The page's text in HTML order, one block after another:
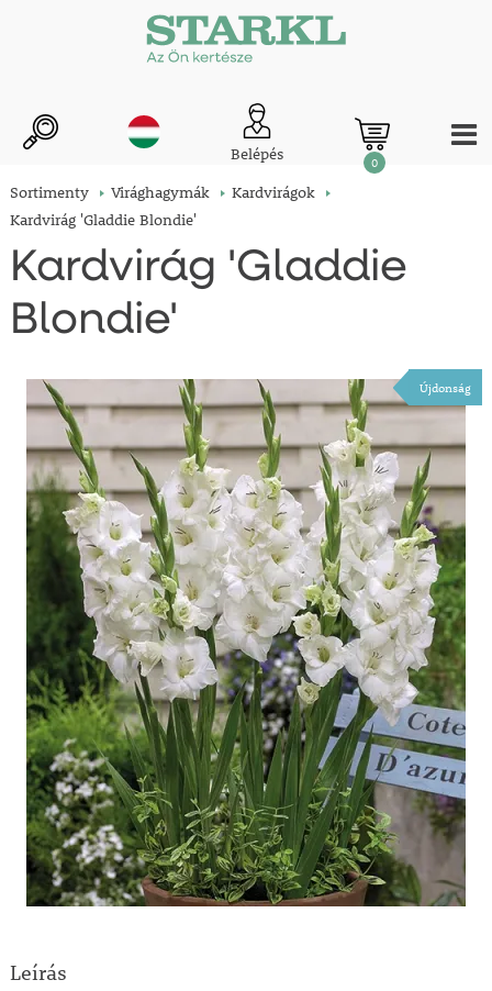
Belépés 0
Sortimenty Virághagymák
Kardvirágok
Kardvirág 'Gladdie Blondie'
Kardvirág 'Gladdie
Blondie'
Újdonság
Leírás